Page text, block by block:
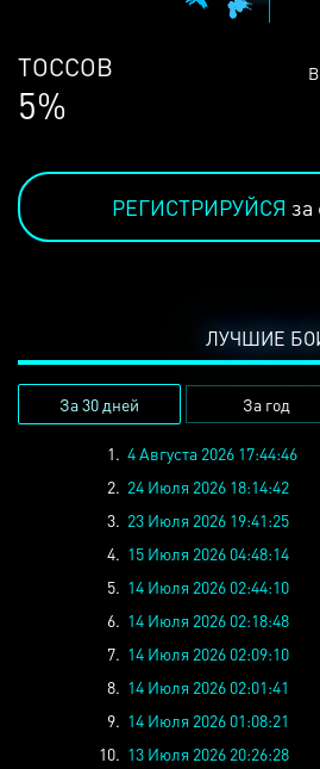
ЛЮДЕЙ
68%
РЕГИСТРИРУЙСЯ за
ЛУЧШИЕ
За 30 дней За год
1. 4 Августа 2026 17:44:46
2. 24 Июля 2026 18:14:42
3. 23 Июля 2026 19:41:25
4. 15 Июля 2026 04:48:14
5. 14 Июля 2026 02:44:10
6. 14 Июля 2026 02:18:48
7. 14 Июля 2026 02:09:10
8. 14 Июля 2026 02:01:41
9. 14 Июля 2026 01:08:21
10. 13 Июля 2026 20:26:28